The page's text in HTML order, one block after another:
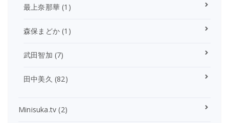
最上奈那華 (1)
森保まどか (1)
武田智加 (7)
田中美久 (82)
Minisuka.tv (2)